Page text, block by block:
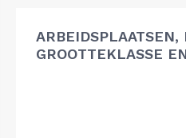
ARBEIDSPLAATSEN,
GROOTTEKLASSE